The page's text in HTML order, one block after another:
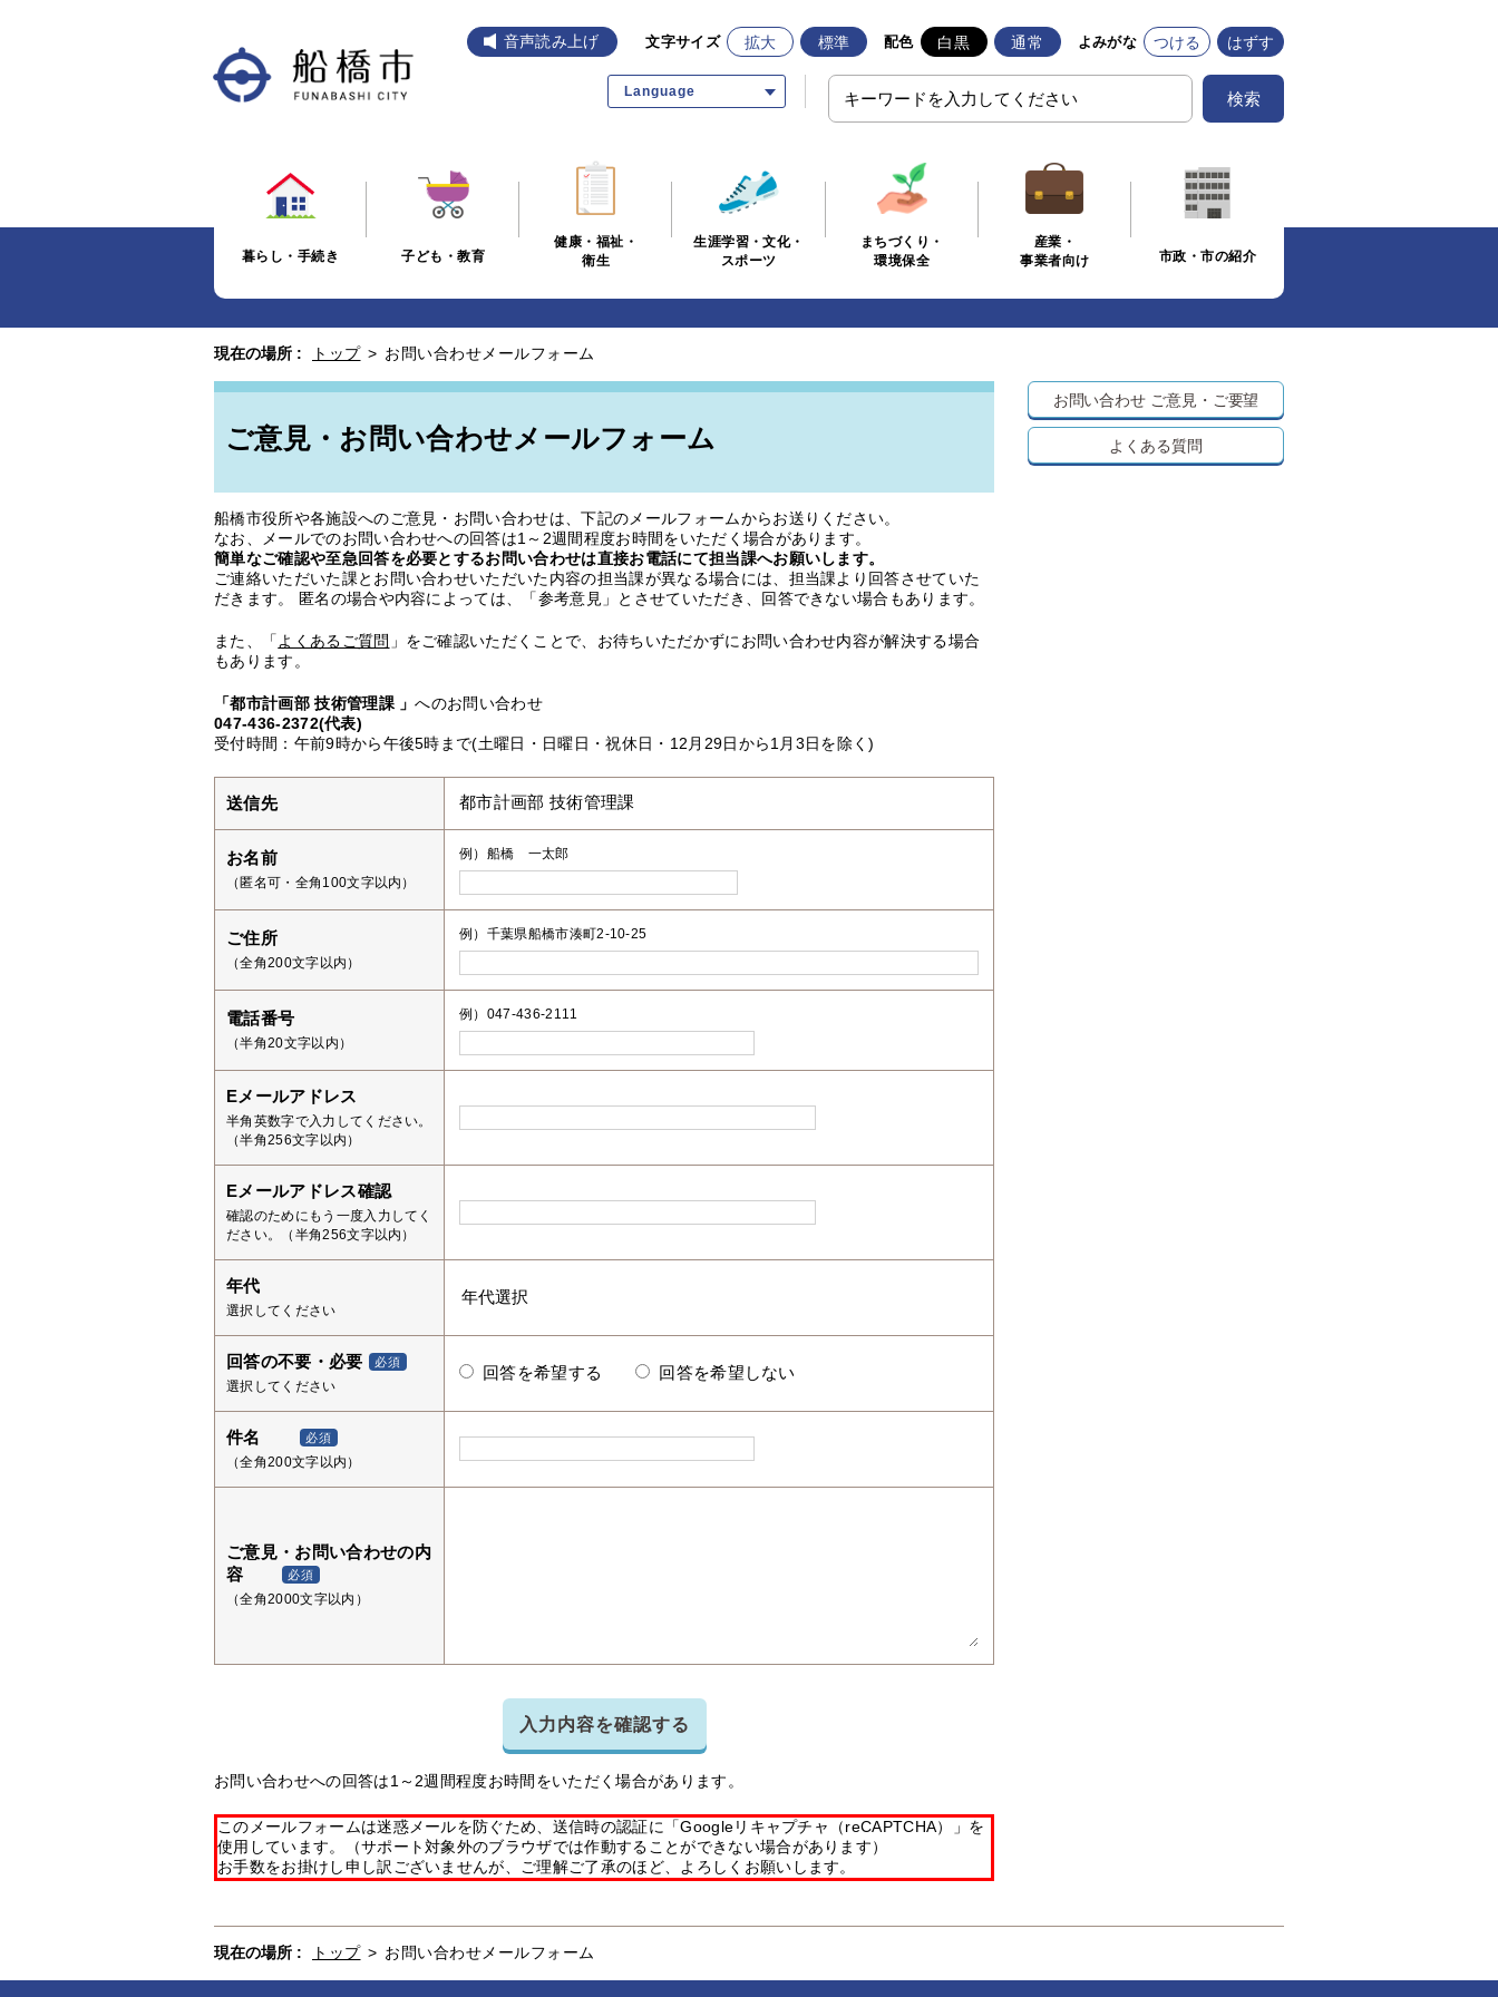
音声読み上げ 文字サイズ 拡大 標準 配色 白黒 通常 よみがな つける はずす
Language 検索
暮らし・手続き 子ども・教育
健康・福祉・
衛生
生涯学習・文化・
スポーツ
まちづくり・
環境保全
産業・
事業者向け
市政・市の紹介
現在の場所 : トップ > お問い合わせメールフォーム
ご意見・お問い合わせメールフォーム
船橋市役所や各施設へのご意見・お問い合わせは、下記のメールフォームからお送りください。
なお、メールでのお問い合わせへの回答は1～2週間程度お時間をいただく場合があります。
簡単なご確認や至急回答を必要とするお問い合わせは直接お電話にて担当課へお願いします。
ご連絡いただいた課とお問い合わせいただいた内容の担当課が異なる場合には、担当課より回答させていた
だきます。 匿名の場合や内容によっては、「参考意見」とさせていただき、回答できない場合もあります。
また、「 よくあるご質問 」をご確認いただくことで、お待ちいただかずにお問い合わせ内容が解決する場合
もあります。
「都市計画部 技術管理課 」へのお問い合わせ
047-436-2372(代表)
受付時間：午前9時から午後5時まで(土曜日・日曜日・祝休日・12月29日から1月3日を除く)
送信先 都市計画部 技術管理課
お名前
（匿名可・全角100文字以内）
例）船橋 一太郎
ご住所
（全角200文字以内）
例）千葉県船橋市湊町2-10-25
電話番号
（半角20文字以内）
例）047-436-2111
Eメールアドレス
半角英数字で入力してください。
（半角256文字以内）
Eメールアドレス確認
確認のためにもう一度入力してく
ださい。（半角256文字以内）
年代
選択してください
回答の不要・必要 必須
選択してください
回答を希望する 回答を希望しない
件名 必須
（全角200文字以内）
ご意見・お問い合わせの内
容
必須
（全角2000文字以内）
入力内容を確認する
お問い合わせへの回答は1～2週間程度お時間をいただく場合があります。
このメールフォームは迷惑メールを防ぐため、送信時の認証に「Googleリキャプチャ（reCAPTCHA）」を
使用しています。（サポート対象外のブラウザでは作動することができない場合があります）
お手数をお掛けし申し訳ございませんが、ご理解ご了承のほど、よろしくお願いします。
お問い合わせ ご意見・ご要望
よくある質問
現在の場所 : トップ > お問い合わせメールフォーム